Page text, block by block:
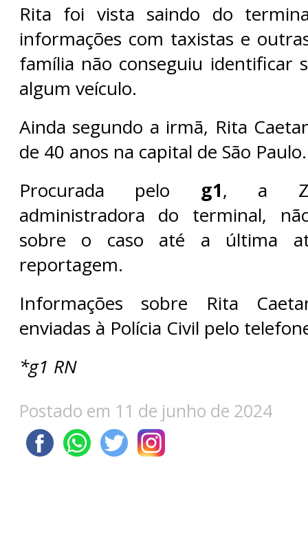
Rita foi vista saindo do
informações com taxistas e
família não conseguiu identificar
algum veículo.
Ainda segundo a irmã, Rita
de 40 anos na capital de São Paulo.
Procurada pelo g1, a
administradora do terminal,
sobre o caso até a última
reportagem.
Informações sobre Rita
enviadas à Polícia Civil pelo
*g1 RN
Postado em 11 de junho de 2024